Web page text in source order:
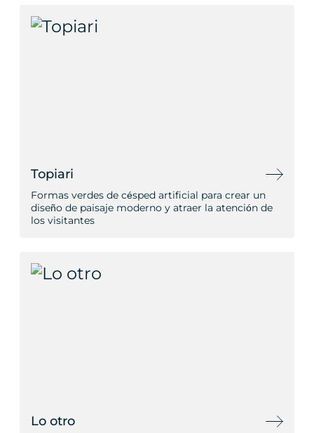
Topiari
Formas verdes de césped artificial para crear un
diseño de paisaje moderno y atraer la atención de
los visitantes
Lo otro